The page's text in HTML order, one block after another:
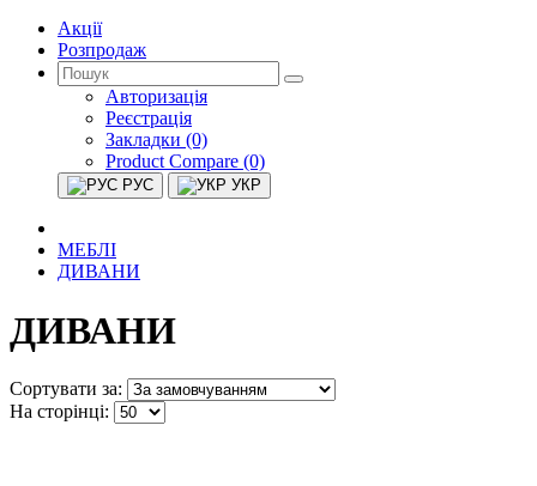
Акції
Розпродаж
Авторизація
Реєстрація
Закладки (0)
Product Compare (0)
РУС УКР
МЕБЛІ
ДИВАНИ
ДИВАНИ
Сортувати за:
На сторінці: